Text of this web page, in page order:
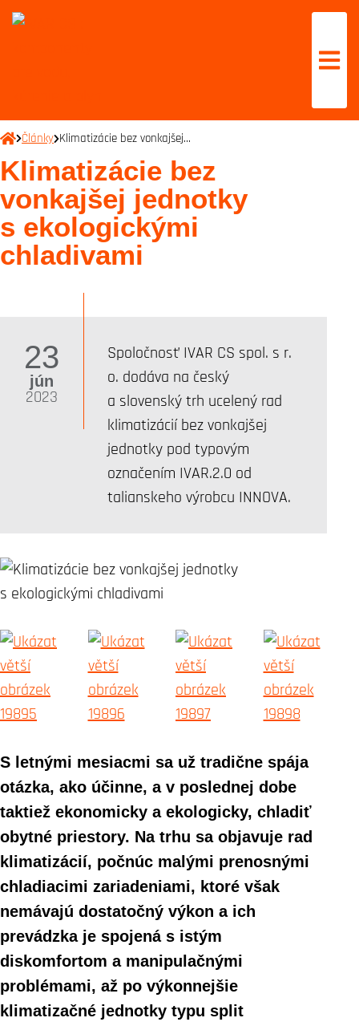
Články Klimatizácie bez vonkajšej…
Klimatizácie bez
vonkajšej jednotky
s ekologickými
chladivami
23
jún
2023
Spoločnosť IVAR CS spol. s r.
o. dodáva na český
a slovenský trh ucelený rad
klimatizácií bez vonkajšej
jednotky pod typovým
označením IVAR.2.0 od
talianskeho výrobcu INNOVA.
S letnými mesiacmi sa už tradične spája
otázka, ako účinne, a v poslednej dobe
taktiež ekonomicky a ekologicky, chladiť
obytné priestory. Na trhu sa objavuje rad
klimatizácií, počnúc malými prenosnými
chladiacimi zariadeniami, ktoré však
nemávajú dostatočný výkon a ich
prevádzka je spojená s istým
diskomfortom a manipulačnými
problémami, až po výkonnejšie
klimatizačné jednotky typu split